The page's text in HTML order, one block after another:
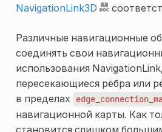
NavigationLink3D
Различные навигационные
соединять свои
использования
пересекающиеся рёбра или
в пределах
навигационной карты. Как